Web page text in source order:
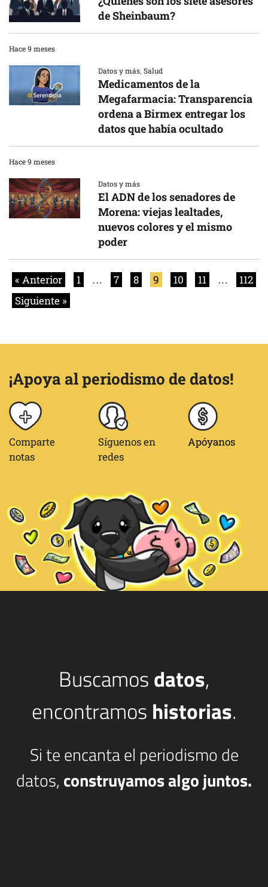
de Sheinbaum?
Hace 9 meses
Datos y más,Salud
Medicamentos de la
Megafarmacia: Transparencia
ordena a Birmex entregar los
datos que había ocultado
Hace 9 meses
Datos y más
El ADN de los senadores de
Morena: viejas lealtades,
nuevos colores y el mismo
poder
« Anterior 1 … 7 8 9 10 11 …
112
Siguiente »
¡Apoya al periodismo de datos!
Comparte
notas
Síguenos en
redes
Apóyanos
Buscamosdatos,
encontramos historias.
Si te encanta el periodismo de
datos, construyamos algo juntos.